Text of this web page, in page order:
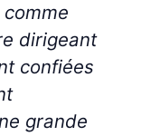
dirigeant
confiées
grande